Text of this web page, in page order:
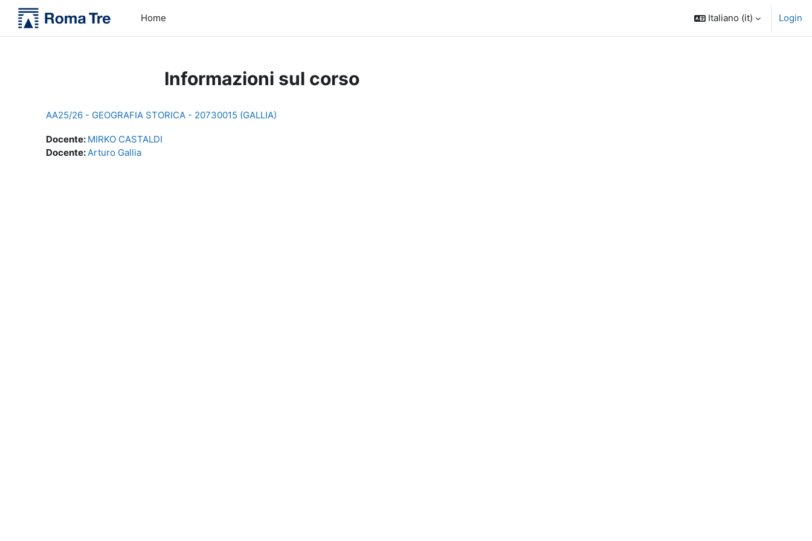
Vai al contenuto principale
Home
Italiano ‎(it)‎ Login
Informazioni sul corso
AA25/26 - GEOGRAFIA STORICA - 20730015 (GALLIA)
Docente: MIRKO CASTALDI
Docente:Arturo Gallia